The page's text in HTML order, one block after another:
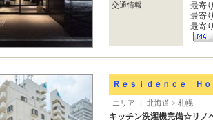
交通情報
最寄
最寄
最寄
Ｒｅｓｉｄｅｎｃｅ Ｈ
エリア ： 北海道 > 札幌
キッチン洗濯機完備☆リノ